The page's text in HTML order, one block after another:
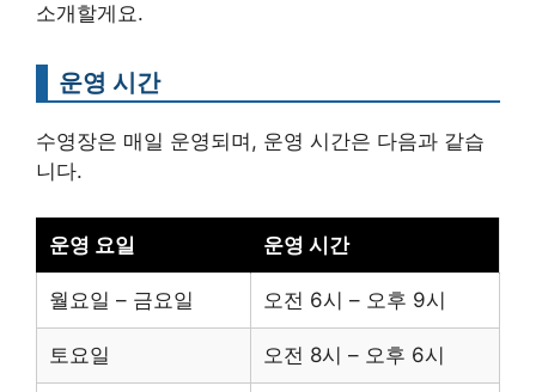
소개할게요.
운영 시간
수영장은 매일 운영되며, 운영 시간은 다음과 같습
니다.
운영 요일 운영 시간
월요일 – 금요일 오전 6시 – 오후 9시
토요일 오전 8시 – 오후 6시